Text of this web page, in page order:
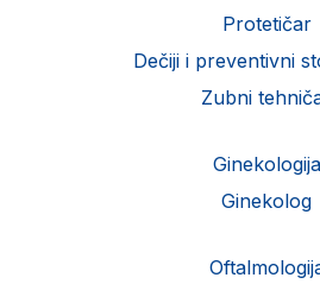
Protetičar
Dečiji i preventivni
Zubni
Ginekologija
Ginekolog